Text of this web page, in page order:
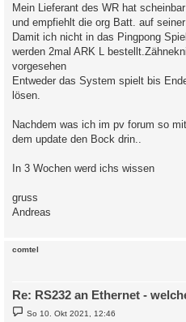
Mein Lieferant des WR hat
und empfiehlt die org Batt. auf seiner
Damit ich nicht in das Pingpong
werden 2mal ARK L
vorgesehen
Entweder das System spielt bis
lösen.
Nachdem was ich im pv forum so
dem update den Bock drin..
In 3 Wochen werd ichs wissen
gruss
Andreas
comtel
Re: RS232 an Ethernet -
B
e
So 10. Okt 2021, 12:46